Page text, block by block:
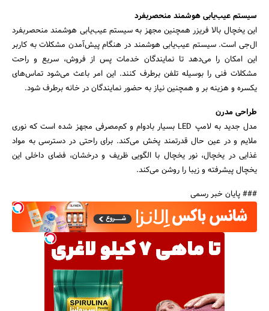
سیستم عیب‌یابی هوشمند منحصربفرد
این یخچال بالا ‌فریزر همچنین مجهز به سیستم عیب‌یابی هوشمند منحصربفرد
ال‌جی است. سیستم عیب‌یابی هوشمند در هنگام پیش‌آمدن مشکلات به کاربر
این امکان را می‌دهد تا نمایندگان خدمات پس از فروش، سریع و راحت
مشکلات فنی را بوسیله تلفن برطرف کنند. این امر باعث می‌شود تماس‌های
یکسره و هزینه بر و همچنین نیاز به حضور نمایندگان در خانه برطرف شود.
طراحی مدرن
مدل‌ جدید به لامپ LED بسیار بادوام و کم‌مصرفی مجهز شده است که نوری
ملایم و در عین حال قدرتمند پخش می‌کند. برای راحتی در دسترسی به مواد
غذایی در یخچال، نور یخچال با الگویی ظریف و درخشان، فضای داخلی این
یخچال پیشرفته و زیبا را روشن می‌کند.
### پایان خبر رسمی